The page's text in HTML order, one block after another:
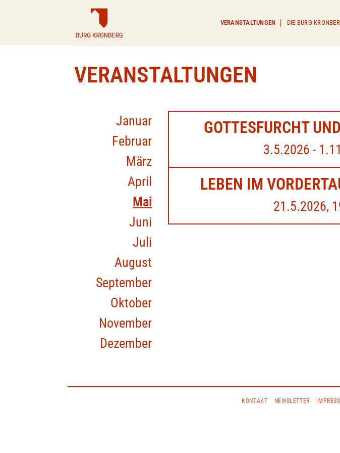
VERANSTALTUNGEN DIE BURG
VERANSTALTUNGEN
Januar
Februar
März
April
Mai
Juni
Juli
August
September
Oktober
November
Dezember
GOTTESFURCHT
3.5.2026 -
LEBEN IM
21.5.2026,
KONTAKT NEWSLETTER